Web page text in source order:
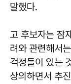
말했다.
고 후보자는 잠
려와 관련해서
걱정들이 있는
상의하면서 추